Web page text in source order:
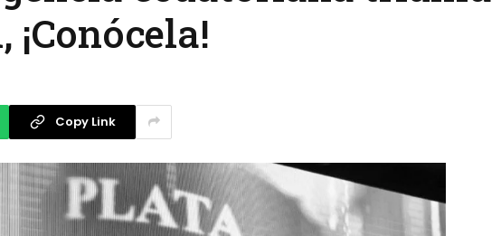
Copy Link
La competencia en redes
sociales y su relación con la
ansiedad de los usuarios
3 agosto, 2026